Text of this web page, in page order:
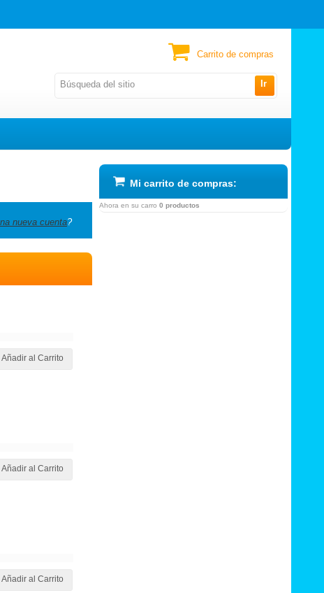
Ir
Carrito de compras
nueva cuenta?
Añadir al Carrito
Añadir al Carrito
Añadir al Carrito
Mi carrito de compras:
Ahora en su carro 0 productos